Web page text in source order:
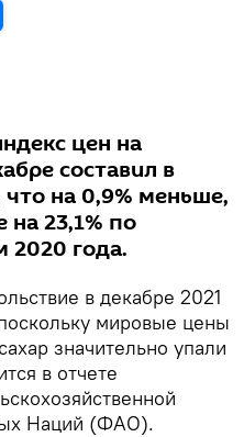
цен на
составил в
на 0,9% меньше,
23,1% по
2020 года.
в декабре 2021
мировые цены
значительно упали
в отчете
Наций (ФАО).